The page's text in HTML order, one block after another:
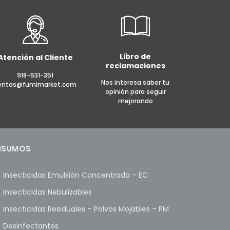
al Cliente
918-531-351
Libro de
reclamaciones
Nos interesa saber tu
opinión para seguir
mejorando
Insecticidas Emulsión Concentrada – EC
Insecticidas Nebulizables
Insecticidas Residuales – Polvos Mojables – PM
Desinfectantes